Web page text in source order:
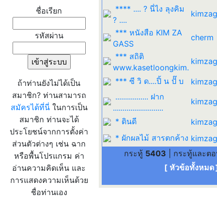
ชื่อเรียก
รหัสผ่าน
ถ้าท่านยังไม่ได้เป็น
สมาชิก? ท่านสามารถ
สมัครได้ที่นี่ในการเป็น
สมาชิก ท่านจะได้
ประโยชน์จากการตั้งค่า
ส่วนตัวต่างๆ เช่น ฉาก
หรือพื้นโปรแกรม ค่า
อ่านความคิดเห็น และ
การแสดงความเห็นด้วย
ชื่อท่านเอง
**** .... ? นี่ไง ลุงคิม
? ....
*** หนังสือ KIM ZA
GASS
cherm
*** สถิติ
www.kasetloongkim.
*** ซี วิ ด....ปิ้ น ปั๊ บ
................. ฝาก
..........................
* ดินดี
* ผักผลไม้ สารตกค้าง
กระทู้ 5403 | กระทู้และต
[ หัวข้อทั้งหมด